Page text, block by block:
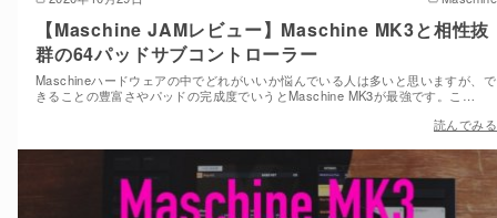
【Maschine JAMレビュー】Maschine MK3と相性抜
群の64パッドサブコントローラー
Maschineハードウェアの中でどれがいいか悩んでいる人は多いと思いますが、で
きることの豊富さやパッドの完成度でいうとMaschine MK3が最強です。こ…
読んでみる